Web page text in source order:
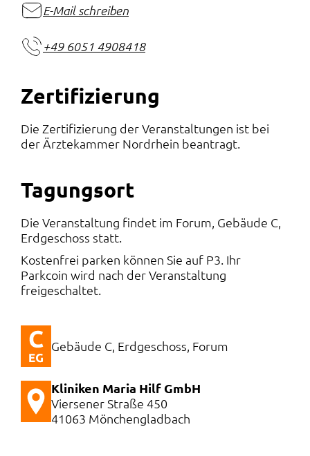
E-Mail schreiben
+49 6051 4908418
Zertifizierung
Die Zertifizierung der Veranstaltungen ist bei
der Ärztekammer Nordrhein beantragt.
Tagungsort
Die Veranstaltung findet im Forum, Gebäude C,
Erdgeschoss statt.
Kostenfrei parken können Sie auf P3. Ihr
Parkcoin wird nach der Veranstaltung
freigeschaltet.
Gebäude C, Erdgeschoss, Forum
Kliniken Maria Hilf GmbH
Viersener Straße 450
41063 Mönchengladbach